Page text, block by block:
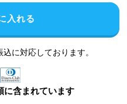
入れる
に対応しております。
に含まれています